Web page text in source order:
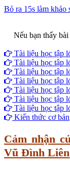
Bỏ ra 15s làm khảo
Nếu bạn thấy
Tài liệu học tập
Tài liệu học tập
Tài liệu học tập
Tài liệu học tập
Tài liệu học tập
Tài liệu học tập
Tài liệu học tập
Kiến thức cơ bản
Cảm nhận
Vũ Đình Liên